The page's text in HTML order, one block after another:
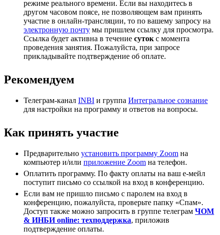
режиме реального времени. Если вы находитесь в
другом часовом поясе, не позволяющем вам принять
участие в онлайн-трансляции, то по вашему запросу на
электронную почту мы пришлем ссылку для просмотра.
Ссылка будет активна в течение суток с момента
проведения занятия. Пожалуйста, при запросе
прикладывайте подтверждение об оплате.
Рекомендуем
Телеграм-канал INBI и группа Интегральное сознание
для настройки на программу и ответов на вопросы.
Как принять участие
Предварительно установить программу Zoom на
компьютер и/или приложение Zoom на телефон.
Оплатить программу. По факту оплаты на ваш е-мейл
поступит письмо со ссылкой на вход в конференцию.
Если вам не пришло письмо с паролем на вход в
конференцию, пожалуйста, проверьте папку «Спам».
Доступ также можно запросить в группе телеграм ЧОМ
& ИНБИ online: техподдержка, приложив
подтверждение оплаты.